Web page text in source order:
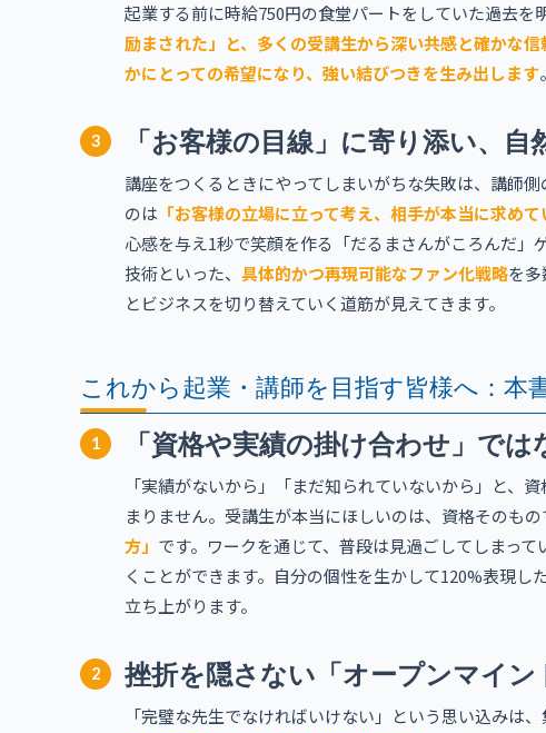
起業する前に時給750円の食堂パートをしていた過去を
励まされた」と、多くの受講生から深い共感と確かな信
かにとっての希望になり、強い結びつきを生み出します。
3 「お客様の目線」に寄り添い、
講座をつくるときにやってしまいがちな失敗は、講師
のは 「お客様の立場に立って考え、相手が本当に求め
心感を与え1秒で笑顔を作る「だるまさんがころんだ
技術といった、 具体的かつ再現可能なファン化戦略を多
とビジネスを切り替えていく道筋が見えてきます。
これから起業・講師を目指す皆様へ：本
1 「資格や実績の掛け合わせ」で
「実績がないから」「まだ知られていないから」と、
まりません。受講生が本当にほしいのは、資格そのも
方」 です。ワークを通じて、普段は見過ごしてしまっ
くことができます。自分の個性を生かして120%表現した
立ち上がります。
2 挫折を隠さない「オープンマイン
「完璧な先生でなければいけない」という思い込みは